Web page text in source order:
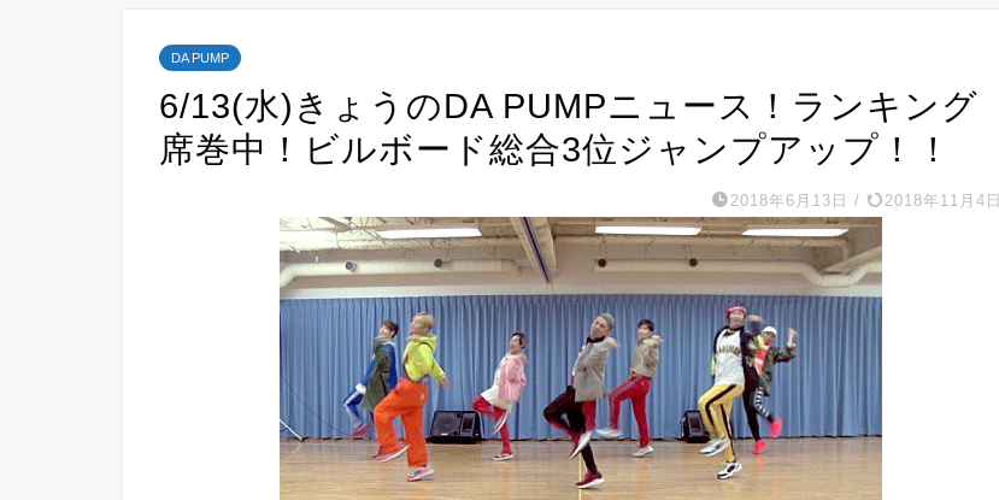
DA PUMP
6/13(水)きょうのDA PUMPニュース！ランキング
席巻中！ビルボード総合3位ジャンプアップ！！
2018年6月13日 / 2018年11月4日